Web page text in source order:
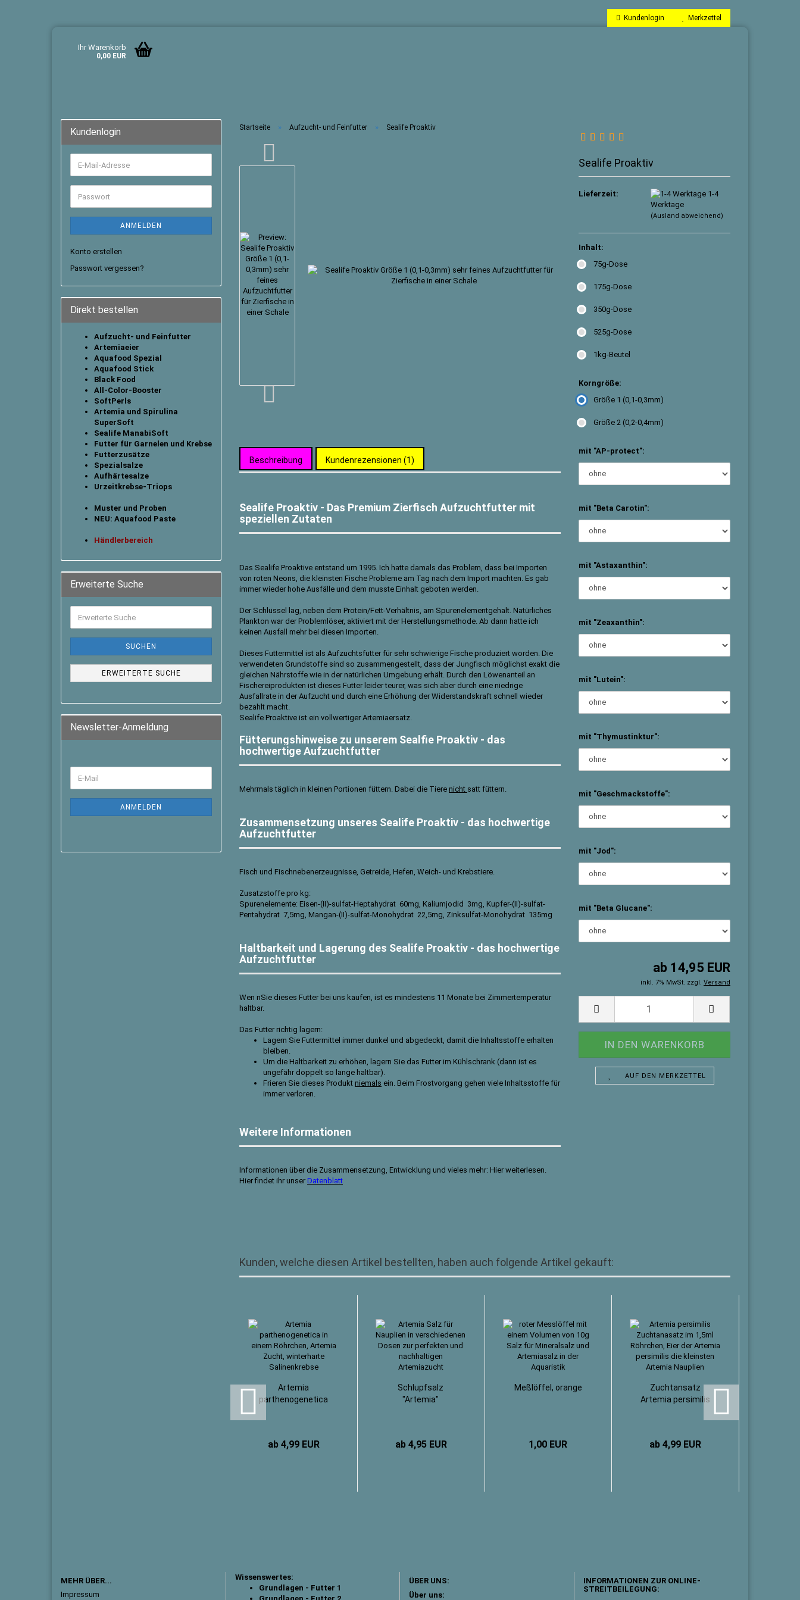
Kundenlogin Merkzettel
Ihr Warenkorb
0,00 EUR
Startseite » Aufzucht- und Feinfutter » Sealife Proaktiv
Sealife Proaktiv
Lieferzeit:
1-4
Werktage
(Ausland abweichend)
Inhalt:
75g-Dose
175g-Dose
350g-Dose
525g-Dose
1kg-Beutel
Korngröße:
Größe 1 (0,1-0,3mm)
Größe 2 (0,2-0,4mm)
mit "AP-protect":
mit "Beta Carotin":
mit "Astaxanthin":
mit "Zeaxanthin":
mit "Lutein":
mit "Thymustinktur":
mit "Geschmackstoffe":
mit "Jod":
mit "Beta Glucane":
ab 14,95 EUR
inkl. 7% MwSt. zzgl. Versand
AUF DEN MERKZETTEL
Beschreibung Kundenrezensionen (1)
Sealife Proaktiv - Das Premium Zierfisch Aufzuchtfutter mit
speziellen Zutaten
Das Sealife Proaktive entstand um 1995. Ich hatte damals das Problem, dass bei Importen
von roten Neons, die kleinsten Fische Probleme am Tag nach dem Import machten. Es gab
immer wieder hohe Ausfälle und dem musste Einhalt geboten werden.
Der Schlüssel lag, neben dem Protein/Fett-Verhältnis, am Spurenelementgehalt. Natürliches
Plankton war der Problemlöser, aktiviert mit der Herstellungsmethode. Ab dann hatte ich
keinen Ausfall mehr bei diesen Importen.
Dieses Futtermittel ist als Aufzuchtsfutter für sehr schwierige Fische produziert worden. Die
verwendeten Grundstoffe sind so zusammengestellt, dass der Jungfisch möglichst exakt die
gleichen Nährstoffe wie in der natürlichen Umgebung erhält. Durch den Löwenanteil an
Fischereiprodukten ist dieses Futter leider teurer, was sich aber durch eine niedrige
Ausfallrate in der Aufzucht und durch eine Erhöhung der Widerstandskraft schnell wieder
bezahlt macht.
Sealife Proaktive ist ein vollwertiger Artemiaersatz.
Fütterungshinweise zu unserem Sealfie Proaktiv - das
hochwertige Aufzuchtfutter
Mehrmals täglich in kleinen Portionen füttern. Dabei die Tiere nicht satt füttern.
Zusammensetzung unseres Sealife Proaktiv - das hochwertige
Aufzuchtfutter
Fisch und Fischnebenerzeugnisse, Getreide, Hefen, Weich- und Krebstiere.
Zusatzstoffe pro kg:
Spurenelemente: Eisen-(II)-sulfat-Heptahydrat 60mg, Kaliumjodid 3mg, Kupfer-(II)-sulfat-
Pentahydrat 7,5mg, Mangan-(II)-sulfat-Monohydrat 22,5mg, Zinksulfat-Monohydrat 135mg
Haltbarkeit und Lagerung des Sealife Proaktiv - das hochwertige
Aufzuchtfutter
Wen nSie dieses Futter bei uns kaufen, ist es mindestens 11 Monate bei Zimmertemperatur
haltbar.
Das Futter richtig lagern:
Lagern Sie Futtermittel immer dunkel und abgedeckt, damit die Inhaltsstoffe erhalten
bleiben.
Um die Haltbarkeit zu erhöhen, lagern Sie das Futter im Kühlschrank (dann ist es
ungefähr doppelt so lange haltbar).
Frieren Sie dieses Produkt niemals ein. Beim Frostvorgang gehen viele Inhaltsstoffe für
immer verloren.
Weitere Informationen
Informationen über die Zusammensetzung, Entwicklung und vieles mehr: Hier weiterlesen.
Hier findet ihr unser Datenblatt
Kunden, welche diesen Artikel bestellten, haben auch folgende Artikel gekauft:
Artemia
parthenogenetica
ab 4,99 EUR
Schlupfsalz
"Artemia"
ab 4,95 EUR
Meßlöffel, orange
1,00 EUR
Zuchtansatz
Artemia persimilis
ab 4,99 EUR
Kundenlogin
ANMELDEN
Konto erstellen
Passwort vergessen?
Direkt bestellen
Aufzucht- und Feinfutter
Artemiaeier
Aquafood Spezial
Aquafood Stick
B lack Food
All-Color-Booster
SoftPerls
Artemia und Spirulina
SuperSoft
Sealife ManabiSoft
Futter für Garnelen und Krebse
Futterzusätze
Spezialsalze
Aufhärtesalze
Urzeitkrebse-Triops
Muster und Proben
NEU: Aquafood Paste
Händlerbereich
Erweiterte Suche
SUCHEN
ERWEITERTE SUCHE
Newsletter-Anmeldung
ANMELDEN
MEHR ÜBER...
Impressum
Wissenswertes:
Grundlagen - Futter 1
ÜBER UNS:
Über uns:
INFORMATIONEN ZUR ONLINE-
STREITBEILEGUNG: